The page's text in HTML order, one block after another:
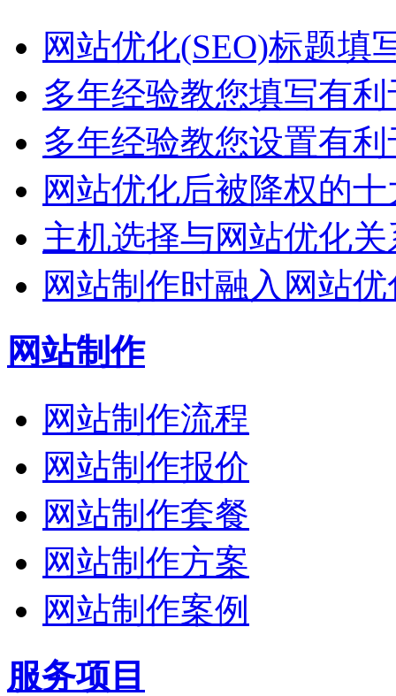
网站优化(SEO)标题填
多年经验教您填写有
多年经验教您设置有
网站优化后被降权的
主机选择与网站优化关
网站制作时融入网站
网站制作
网站制作流程
网站制作报价
网站制作套餐
网站制作方案
网站制作案例
服务项目